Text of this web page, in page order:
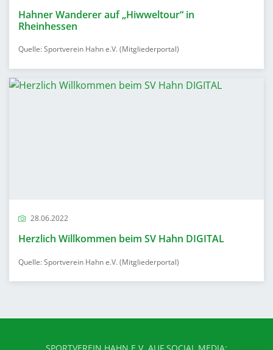
Hahner Wanderer auf „Hiwweltour“ in
Rheinhessen
Quelle: Sportverein Hahn e.V. (Mitgliederportal)
28.06.2022
Herzlich Willkommen beim SV Hahn DIGITAL
Quelle: Sportverein Hahn e.V. (Mitgliederportal)
SPORTVEREIN HAHN E.V. AUF SOCIAL MEDIA: